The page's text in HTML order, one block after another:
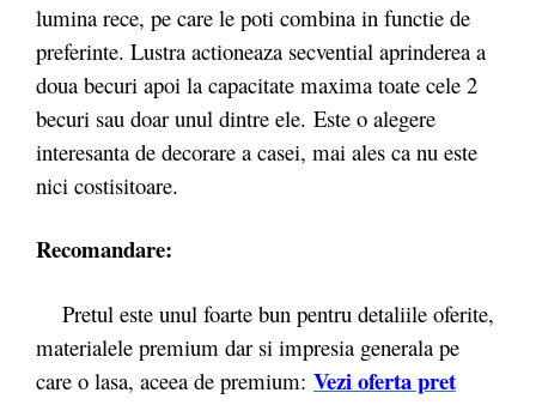
lumina rece, pe care le poti combina in functie de
preferinte. Lustra actioneaza secvential aprinderea a
doua becuri apoi la capacitate maxima toate cele 2
becuri sau doar unul dintre ele. Este o alegere
interesanta de decorare a casei, mai ales ca nu este
nici costisitoare.
Recomandare:
Pretul este unul foarte bun pentru detaliile oferite,
materialele premium dar si impresia generala pe
care o lasa, aceea de premium: Vezi oferta pret